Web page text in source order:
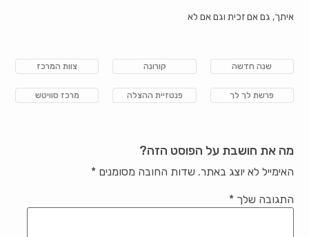
איתך, גם אם זכית וגם אם לא
שנה חדשה קורונה צוות המרכז
פרשת לך לך פנטזיית ההצלה מרכז סוויטש
מה את חושבת על הפוסט הזה?
האימייל לא יוצג באתר. שדות החובה מסומנים*
התגובה שלך*